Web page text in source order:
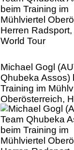
Michael Gogl
Qhubeka Assos)
Training im
Oberösterreich,
Radsport, UCI